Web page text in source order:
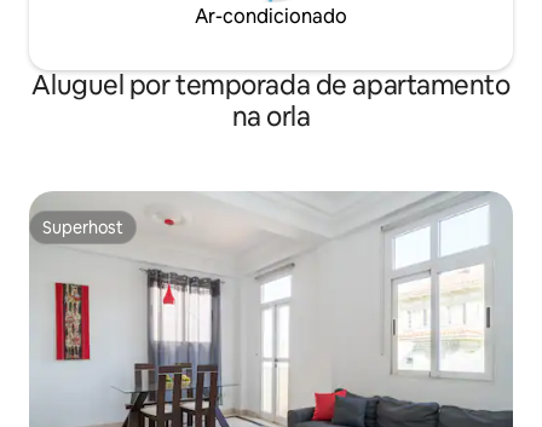
Ar-condicionado
Aluguel por temporada de apartamento
na orla
Superhost
Superhost